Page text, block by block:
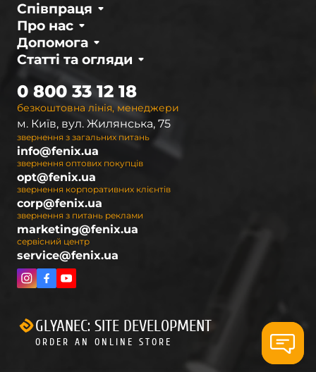
Про нас
Співпраця
Статті та огляди
Допомога
безкоштовна лінія, менеджери
0 800 33 12 18
м. Київ, вул. Жилянська, 75
звернення з загальних питань
info@fenix.ua
звернення оптових покупців
opt@fenix.ua
звернення корпоративних клієнтів
corp@fenix.ua
звернення з питань реклами
marketing@fenix.ua
сервісний центр
service@fenix.ua
GLYANEC: SITE DEVELOPMENT
ORDER AN ONLINE STORE